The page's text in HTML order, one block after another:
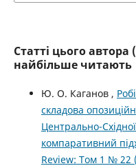
Статті цього автора
найбільше читають
Ю. О. Каганов ,
складова
Центрально-
компаративний
Review: Том 1 № 22